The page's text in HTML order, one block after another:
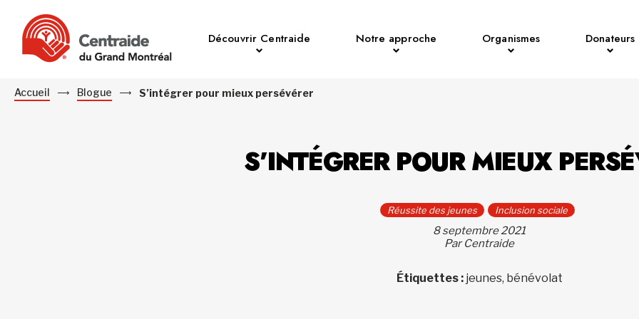
Découvrir Centraide Notre approche Organismes Donateurs
Accueil Blogue S’intégrer pour mieux persévérer
S’INTÉGRER POUR MIEUX
Réussite des jeunes Inclusion sociale
8 septembre 2021
Par Centraide
Étiquettes : jeunes, bénévolat